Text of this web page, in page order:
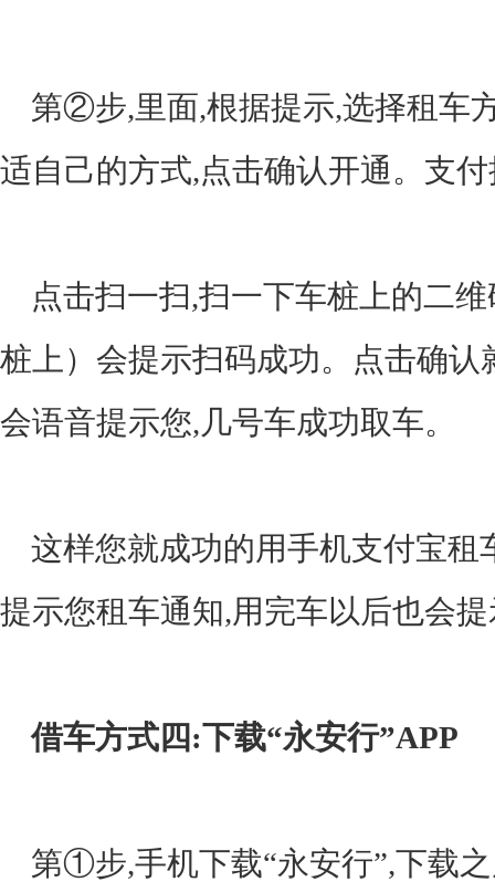
第②步,里面,根据提示,选择租车
适自己的方式,点击确认开通。支
点击扫一扫,扫一下车桩上的二
桩上）会提示扫码成功。点击确认
会语音提示您,几号车成功取车。
这样您就成功的用手机支付宝租
提示您租车通知,用完车以后也会
借车方式四:下载“永安行”APP
第①步,手机下载“永安行”,下载